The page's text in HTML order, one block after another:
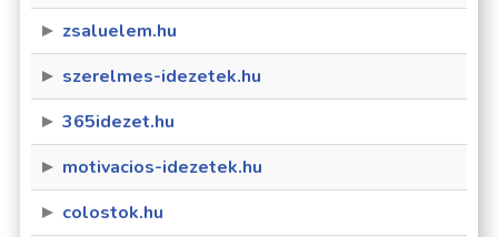
zsaluelem.hu
szerelmes-idezetek.hu
365idezet.hu
motivacios-idezetek.hu
colostok.hu